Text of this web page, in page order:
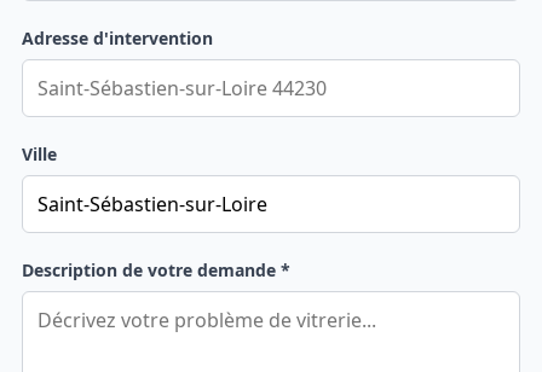
Adresse d'intervention
Ville
Description de votre demande *